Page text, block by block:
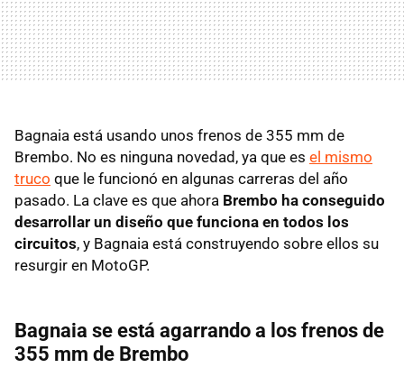
Bagnaia está usando unos frenos de 355 mm de
Brembo. No es ninguna novedad, ya que es el mismo
truco que le funcionó en algunas carreras del año
pasado. La clave es que ahora Brembo ha conseguido
desarrollar un diseño que funciona en todos los
circuitos, y Bagnaia está construyendo sobre ellos su
resurgir en MotoGP.
Bagnaia se está agarrando a los frenos de
355 mm de Brembo